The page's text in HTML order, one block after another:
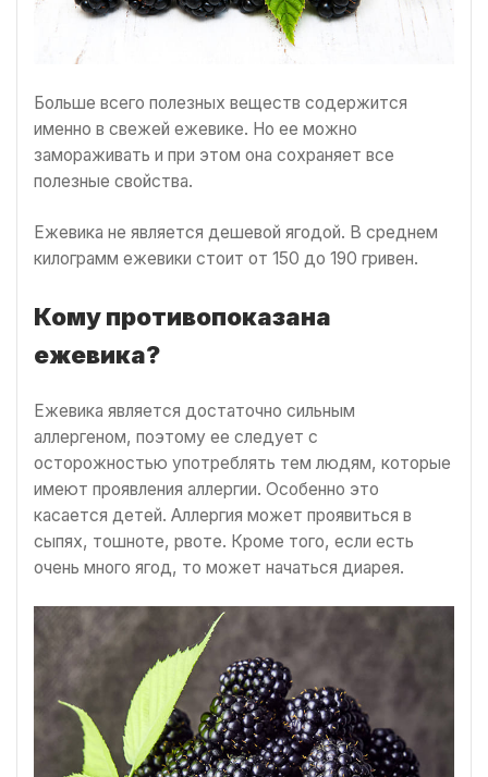
Больше всего полезных веществ содержится
именно в свежей ежевике. Но ее можно
замораживать и при этом она сохраняет все
полезные свойства.
Ежевика не является дешевой ягодой. В среднем
килограмм ежевики стоит от 150 до 190 гривен.
Кому противопоказана
ежевика?
Ежевика является достаточно сильным
аллергеном, поэтому ее следует с
осторожностью употреблять тем людям, которые
имеют проявления аллергии. Особенно это
касается детей. Аллергия может проявиться в
сыпях, тошноте, рвоте. Кроме того, если есть
очень много ягод, то может начаться диарея.